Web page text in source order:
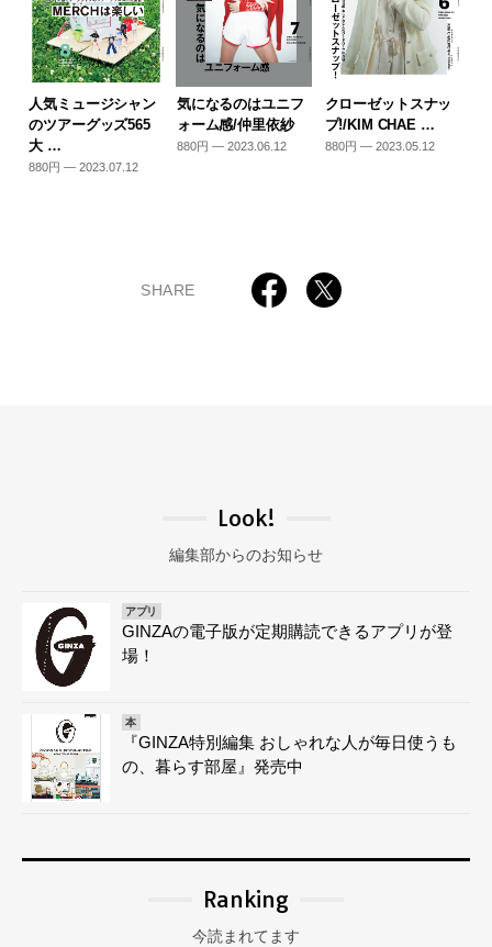
人気ミュージシャン
のツアーグッズ565
大 …
880円 — 2023.07.12
気になるのはユニフ
ォーム感/仲里依紗
880円 — 2023.06.12
クローゼットスナッ
プ!/KIM CHAE …
880円 — 2023.05.12
SHARE
Look!
編集部からのお知らせ
アプリ
GINZAの電子版が定期購読できるアプリが登
場！
本
『GINZA特別編集 おしゃれな人が毎日使うも
の、暮らす部屋』発売中
Ranking
今読まれてます